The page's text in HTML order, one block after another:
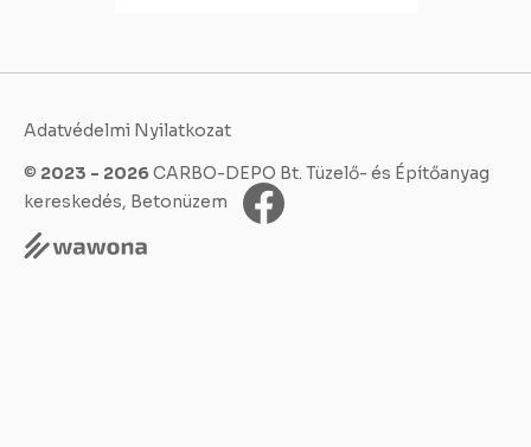
Adatvédelmi Nyilatkozat
© 2023 - 2026CARBO-DEPO Bt. Tüzelő- és Építőanyag
kereskedés, Betonüzem